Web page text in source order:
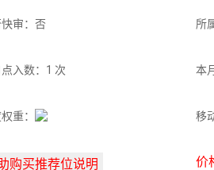
审：否 所
入数：1 次 本
重： 移
价